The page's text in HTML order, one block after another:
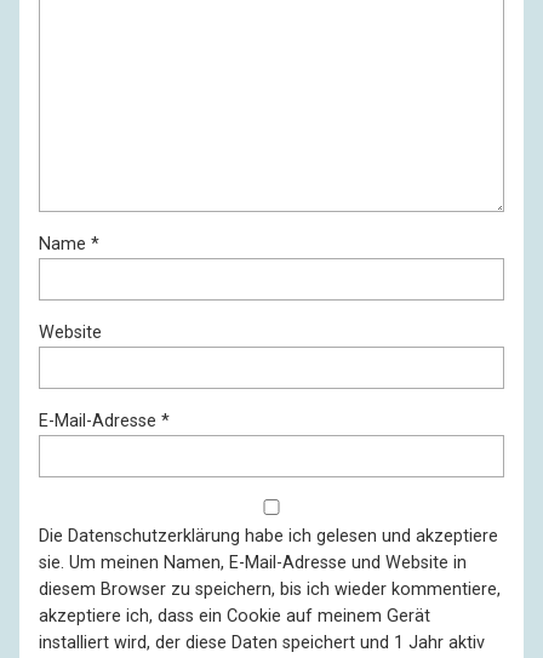
Name *
Website
E-Mail-Adresse *
Die Datenschutzerklärung habe ich gelesen und akzeptiere
sie. Um meinen Namen, E-Mail-Adresse und Website in
diesem Browser zu speichern, bis ich wieder kommentiere,
akzeptiere ich, dass ein Cookie auf meinem Gerät
installiert wird, der diese Daten speichert und 1 Jahr aktiv